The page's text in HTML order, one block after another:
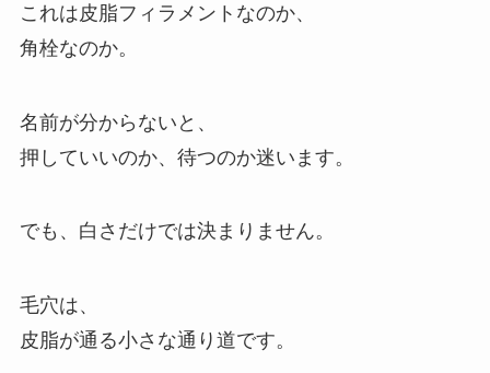
これは皮脂フィラメントなのか、
角栓なのか。
名前が分からないと、
押していいのか、待つのか迷います。
でも、白さだけでは決まりません。
毛穴は、
皮脂が通る小さな通り道です。